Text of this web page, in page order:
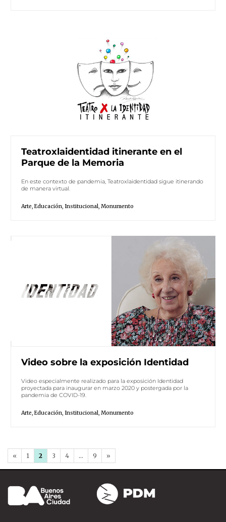
Teatroxlaidentidad itinerante en el
Parque de la Memoria
En este contexto de pandemia, Teatroxlaidentidad sigue itinerando
de manera virtual.
Arte, Educación, Institucional, Monumento
Video sobre la exposición Identidad
Video especialmente realizado para la exposición Identidad
proyectada para inaugurar en marzo 2020 y postergada por la
pandemia de COVID-19.
Arte, Educación, Institucional, Monumento
« 1 2 3 4 … 9 »